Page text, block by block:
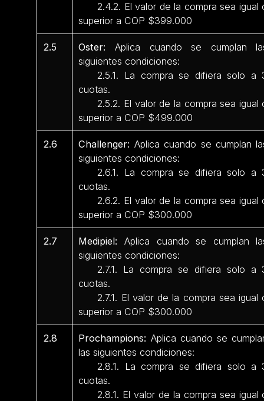
2.4.2. El valor de la compra sea igual
superior a COP $399.000
2.5 Oster: Aplica cuando se cumplan
siguientes condiciones:
2.5.1. La compra se difiera solo a
cuotas.
2.5.2. El valor de la compra sea igual
superior a COP $499.000
2.6 Challenger: Aplica cuando se cumplan
siguientes condiciones:
2.6.1. La compra se difiera solo a
cuotas.
2.6.2. El valor de la compra sea igual
superior a COP $300.000
2.7 Medipiel: Aplica cuando se cumplan
siguientes condiciones:
2.7.1. La compra se difiera solo a
cuotas.
2.7.1. El valor de la compra sea igual
superior a COP $300.000
2.8 Prochampions: Aplica cuando se
las siguientes condiciones:
2.8.1. La compra se difiera solo a
cuotas.
2.8.1. El valor de la compra sea igual